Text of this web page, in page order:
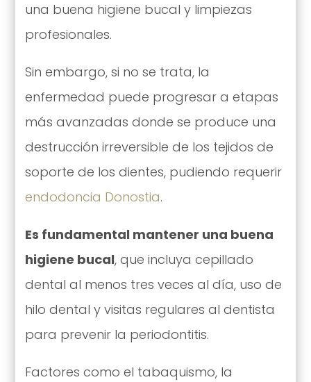
una buena higiene bucal y limpiezas
profesionales.
Sin embargo, si no se trata, la
enfermedad puede progresar a etapas
más avanzadas donde se produce una
destrucción irreversible de los tejidos de
soporte de los dientes, pudiendo requerir
endodoncia Donostia.
Es fundamental mantener una buena
higiene bucal, que incluya cepillado
dental al menos tres veces al día, uso de
hilo dental y visitas regulares al dentista
para prevenir la periodontitis.
Factores como el tabaquismo, la